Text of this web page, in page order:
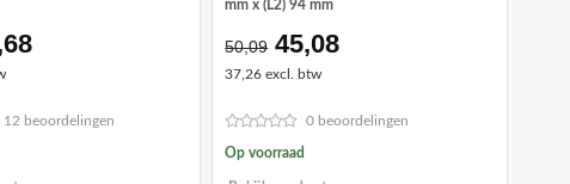
Huidige
€11,68.
12 beoordelingen
mm x (L2) 94 mm
50,09 Oorspronkelijke
prijs
€50,09.
45,08Huidige
€45,08.
37,26 excl. btw
0 beoordelingen
Op voorraad